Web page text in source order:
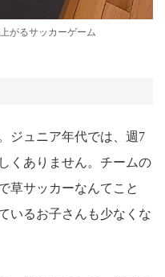
がるサッカーゲーム
ジュニア年代では、週7
くありません。チームの
草サッカーなんてこと
いるお子さんも少なくな